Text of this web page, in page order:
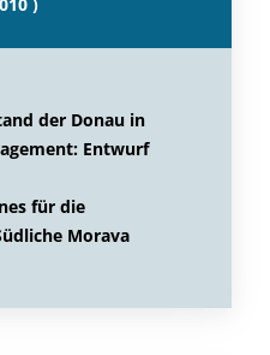
der Donau in
Entwurf
für die
Morava